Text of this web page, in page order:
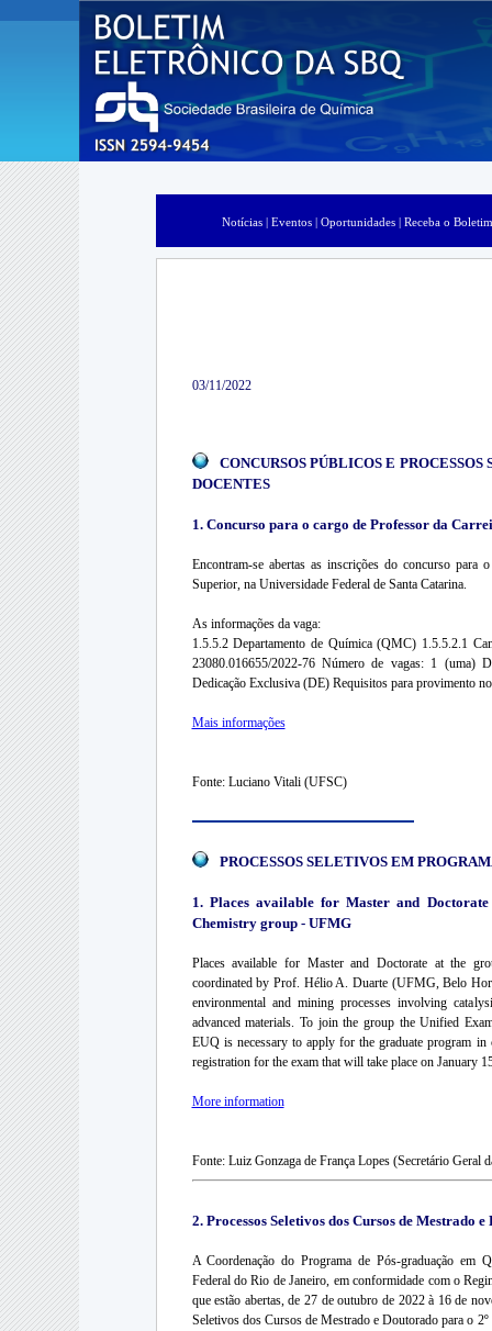
Notícias | Eventos | Oportunidades | Receba o
03/11/2022
CONCURSOS PÚBLICOS E
DOCENTES
1. Concurso para o cargo de Professor da
Encontram-se abertas as inscrições do concurso
Superior, na Universidade Federal de Santa Catarina.
As informações da vaga:
1.5.5.2 Departamento de Química (QMC) 1.5.5.2.1
23080.016655/2022-76 Número de vagas: 1 (uma)
Dedicação Exclusiva (DE) Requisitos para provimento
Mais informações
Fonte: Luciano Vitali (UFSC)
PROCESSOS SELETIVOS EM
1. Places available for Master and
Chemistry group - UFMG
Places available for Master and Doctorate at the
coordinated by Prof. Hélio A. Duarte (UFMG, Belo
environmental and mining processes involving
advanced materials. To join the group the Unified
EUQ is necessary to apply for the graduate program
registration for the exam that will take place on January
More information
Fonte: Luiz Gonzaga de França Lopes (Secretário Geral
2. Processos Seletivos dos Cursos de Mestrado
A Coordenação do Programa de Pós-graduação em
Federal do Rio de Janeiro, em conformidade com o
que estão abertas, de 27 de outubro de 2022 à 16 de
Seletivos dos Cursos de Mestrado e Doutorado para o